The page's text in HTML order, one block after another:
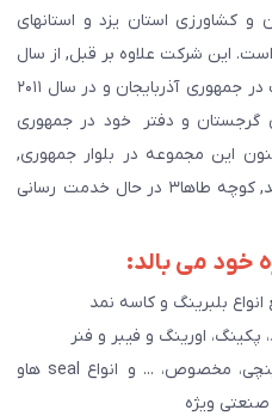
کشاورزی استان یزد و استانهای
این شرکت علاوه بر قبل, از سال
۲۰۰۳ تحت عنوان شرکت اوروپلاست در جمهوری آذربایجان و در سال ۲۰۱۱
گرجستان و دفتر خود در جمهوری
این مجموعه در بلوار جمهوری,
دروازه قرآن, بلوار نصر, خیابان سمند, کوچه طاها۳ در حال خدمت رسانی
خود می بالد:
بلبرینگ و کاسه نمد
اورینگ و فیبر و فنر
* تنها مرجع توزیع بلبرینگ های اینچی، مخصوص، ... و انواع seal هاو
صنعتی ويژه